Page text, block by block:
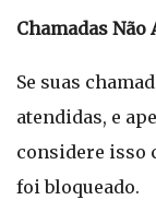
Chamadas Não
Se suas
atendidas, e
considere isso
foi bloqueado.